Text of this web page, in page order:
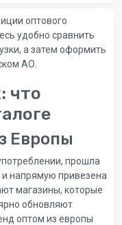
оптового
удобно сравнить
а затем оформить
АО.
что
Европы
прошла
и напрямую привезена
магазины, которые
обновляют
оптом из европы